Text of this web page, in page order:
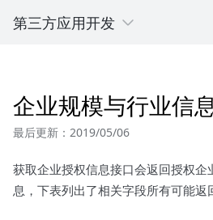
第三方应用开发
企业规模与行业信
最后更新：2019/05/06
获取企业授权信息接口会返回授权
息，下表列出了相关字段所有可能返